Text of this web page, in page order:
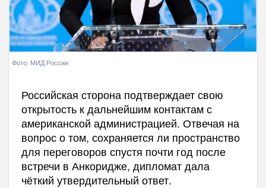
Фото: МИД России
Российская сторона подтверждает свою
открытость к дальнейшим контактам с
американской администрацией. Отвечая на
вопрос о том, сохраняется ли пространство
для переговоров спустя почти год после
встречи в Анкоридже, дипломат дала
чёткий утвердительный ответ.